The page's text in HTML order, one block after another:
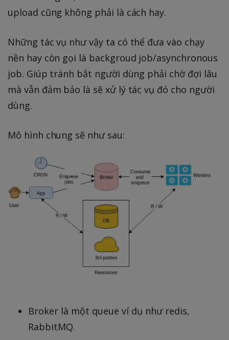
upload cũng không phải là cách hay.
Những tác vụ như vậy ta có thể đưa vào chạy
nền hay còn gọi là backgroud job/asynchronous
job. Giúp tránh bắt người dùng phải chờ đợi lâu
mà vẫn đảm bảo là sẽ xử lý tác vụ đó cho người
dùng.
Mô hình chung sẽ như sau:
Broker là một queue ví dụ như redis,
RabbitMQ.